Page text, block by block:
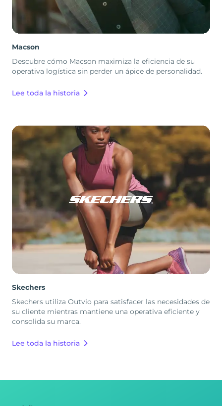
Macson
Descubre cómo Macson maximiza la eficiencia de su
operativa logística sin perder un ápice de personalidad.
Lee toda la historia
Skechers
Skechers utiliza Outvio para satisfacer las necesidades de
su cliente mientras mantiene una operativa eficiente y
consolida su marca.
Lee toda la historia